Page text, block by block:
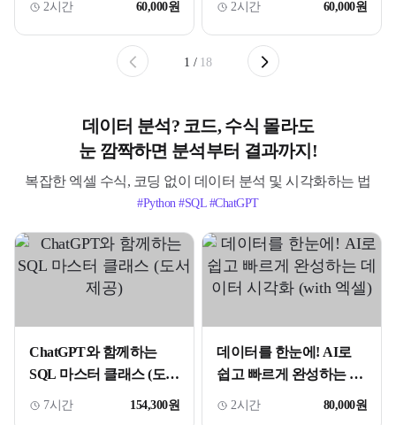
2시간 60,000원 2시간 60,000원
1 / 18
데이터 분석? 코드, 수식 몰라도
눈 깜짝하면 분석부터 결과까지!
복잡한 엑셀 수식, 코딩 없이 데이터 분석 및 시각화하는 법
#Python #SQL #ChatGPT
ChatGPT와 함께하는
SQL 마스터 클래스 (도서
제공)
7시간 154,300원
데이터를 한눈에! AI로
쉽고 빠르게 완성하는 데
이터 시각화 (with 엑셀)
2시간 80,000원